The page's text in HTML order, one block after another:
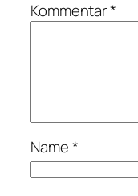
Kommentar*
Name*